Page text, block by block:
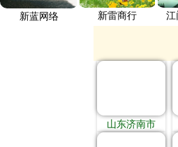
新蓝网络 新雷商行 江
山东济南市